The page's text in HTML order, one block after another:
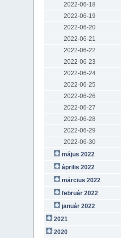
2022-06-18
2022-06-19
2022-06-20
2022-06-21
2022-06-22
2022-06-23
2022-06-24
2022-06-25
2022-06-26
2022-06-27
2022-06-28
2022-06-29
2022-06-30
május 2022
április 2022
március 2022
február 2022
január 2022
2021
2020